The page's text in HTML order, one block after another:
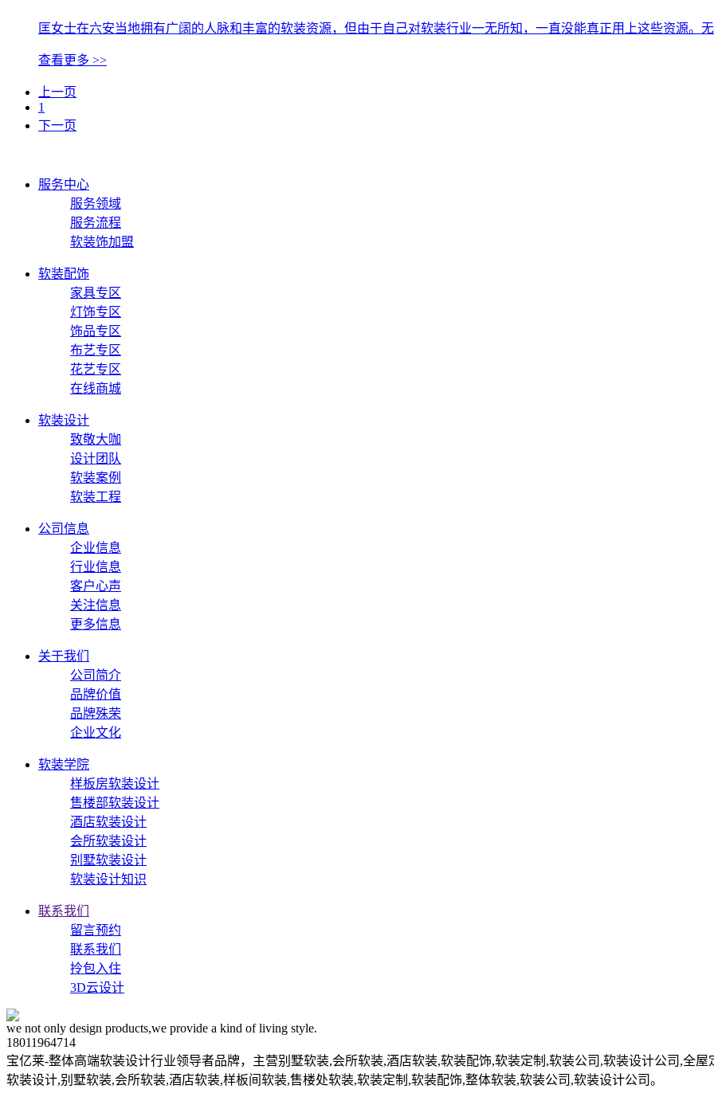
匡女士在六安当地拥有广阔的人脉和丰富的软装资源，但由于自己对软装行业一无所知，一直没能真正用上这些资源。
查看更多 >>
上一页
1
下一页
服务中心
服务领域
服务流程
软装饰加盟
软装配饰
家具专区
灯饰专区
饰品专区
布艺专区
花艺专区
在线商城
软装设计
致敬大咖
设计团队
软装案例
软装工程
公司信息
企业信息
行业信息
客户心声
关注信息
更多信息
关于我们
公司简介
品牌价值
品牌殊荣
企业文化
软装学院
样板房软装设计
售楼部软装设计
酒店软装设计
会所软装设计
别墅软装设计
软装设计知识
联系我们
留言预约
联系我们
拎包入住
3D云设计
we not only design products,we provide a kind of living style.
18011964714
宝亿莱-整体高端软装设计行业领导者品牌，主营别墅软装,会所软装,酒店软装,软装配饰,软装定制,软装公司,软装设计公司,全屋
软装设计,别墅软装,会所软装,酒店软装,样板间软装,售楼处软装,软装定制,软装配饰,整体软装,软装公司,软装设计公司。